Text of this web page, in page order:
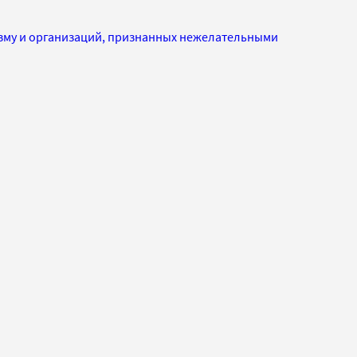
и организаций, признанных нежелательными